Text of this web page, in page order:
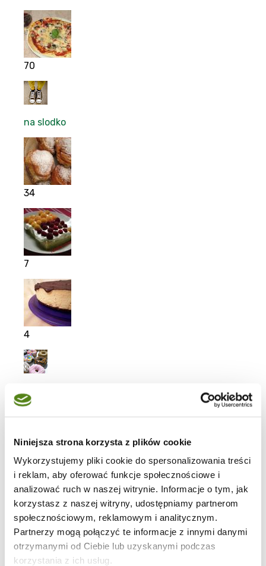
Niniejsza strona korzysta z plików cookie
Wykorzystujemy pliki cookie do spersonalizowania treści
i reklam, aby oferować funkcje społecznościowe i
analizować ruch w naszej witrynie. Informacje o tym, jak
korzystasz z naszej witryny, udostępniamy partnerom
społecznościowym, reklamowym i analitycznym.
Partnerzy mogą połączyć te informacje z innymi danymi
otrzymanymi od Ciebie lub uzyskanymi podczas
korzystania z ich usług.
70
na slodko
34
7
4
ciasta z jabłkami
29
8